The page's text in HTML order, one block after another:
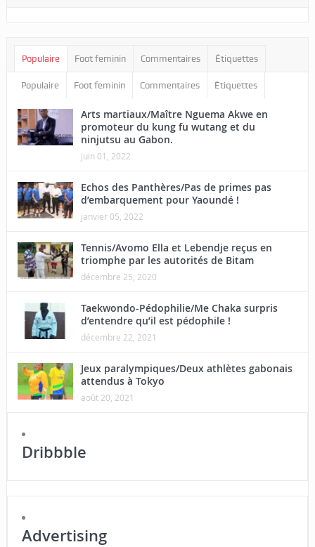
Populaire Foot feminin Commentaires Étiquettes
Populaire Foot feminin Commentaires Étiquettes
Arts martiaux/Maître Nguema Akwe en
promoteur du kung fu wutang et du
ninjutsu au Gabon.
juin 01, 2022
Echos des Panthères/Pas de primes pas
d’embarquement pour Yaoundé !
janvier 05, 2022
Tennis/Avomo Ella et Lebendje reçus en
triomphe par les autorités de Bitam
décembre 25, 2020
Taekwondo-Pédophilie/Me Chaka surpris
d’entendre qu’il est pédophile !
décembre 22, 2021
Jeux paralympiques/Deux athlètes gabonais
attendus à Tokyo
août 20, 2021
Dribbble
Advertising